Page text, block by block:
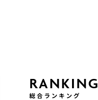
RANKING
総合ランキング